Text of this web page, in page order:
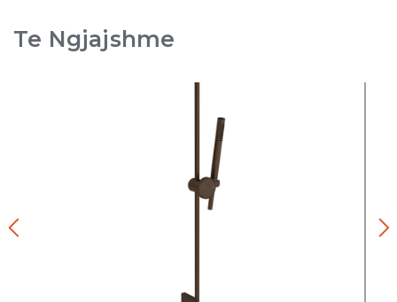
Te Ngjajshme